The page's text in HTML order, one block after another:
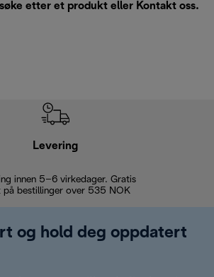
etter et produkt eller Kontakt oss.
Levering
innen 5–6 virkedager. Gratis
på bestillinger over 535 NOK
og hold deg oppdatert